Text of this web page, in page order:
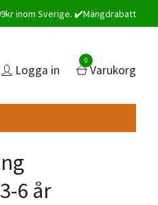
inom Sverige. ✔️Mängdrabatt
Logga in
0
Varukorg
6 år